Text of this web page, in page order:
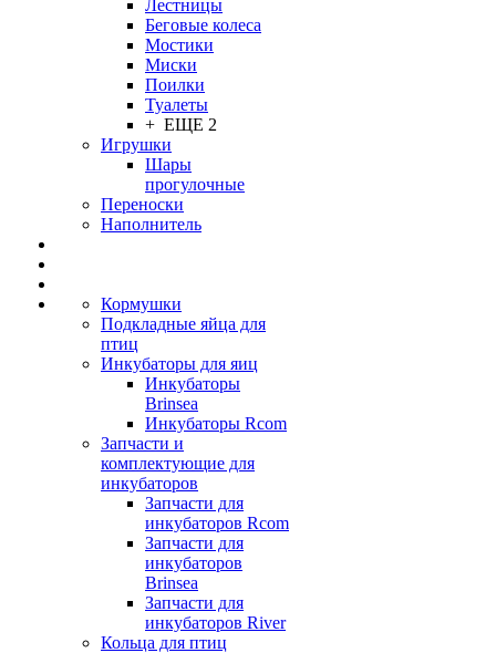
Лестницы
Беговые колеса
Мостики
Миски
Поилки
Туалеты
+ ЕЩЕ 2
Игрушки
Шары
прогулочные
Переноски
Наполнитель
Кормушки
Подкладные яйца для
птиц
Инкубаторы для яиц
Инкубаторы
Brinsea
Инкубаторы Rcom
Запчасти и
комплектующие для
инкубаторов
Запчасти для
инкубаторов Rcom
Запчасти для
инкубаторов
Brinsea
Запчасти для
инкубаторов River
Кольца для птиц